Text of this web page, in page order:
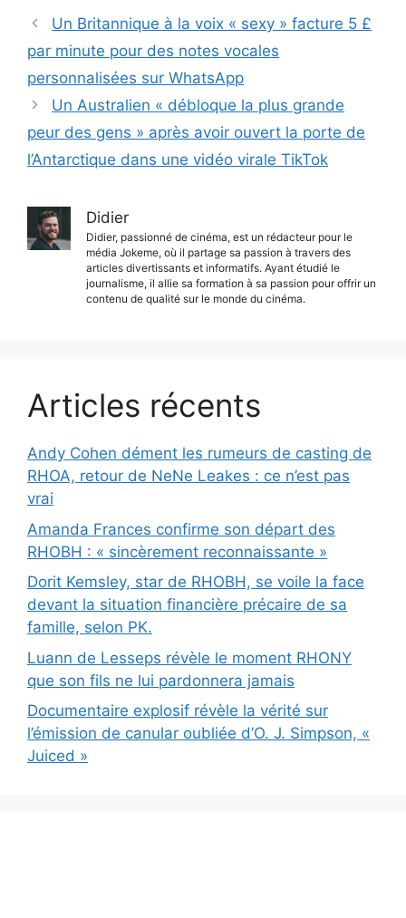
Un Britannique à la voix « sexy » facture 5 £
par minute pour des notes vocales
personnalisées sur WhatsApp
Un Australien « débloque la plus grande
peur des gens » après avoir ouvert la porte de
l’Antarctique dans une vidéo virale TikTok
Didier
Didier, passionné de cinéma, est un rédacteur pour le
média Jokeme, où il partage sa passion à travers des
articles divertissants et informatifs. Ayant étudié le
journalisme, il allie sa formation à sa passion pour offrir un
contenu de qualité sur le monde du cinéma.
Articles récents
Andy Cohen dément les rumeurs de casting de
RHOA, retour de NeNe Leakes : ce n’est pas
vrai
Amanda Frances confirme son départ des
RHOBH : « sincèrement reconnaissante »
Dorit Kemsley, star de RHOBH, se voile la face
devant la situation financière précaire de sa
famille, selon PK.
Luann de Lesseps révèle le moment RHONY
que son fils ne lui pardonnera jamais
Documentaire explosif révèle la vérité sur
l’émission de canular oubliée d’O. J. Simpson, «
Juiced »